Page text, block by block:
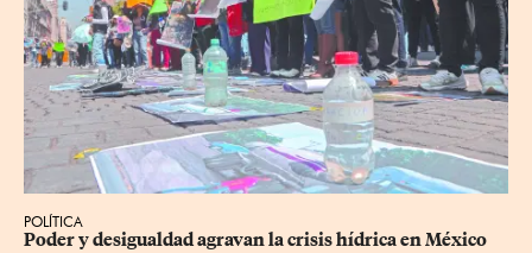
POLÍTICA
Poder y desigualdad agravan la crisis hídrica en México